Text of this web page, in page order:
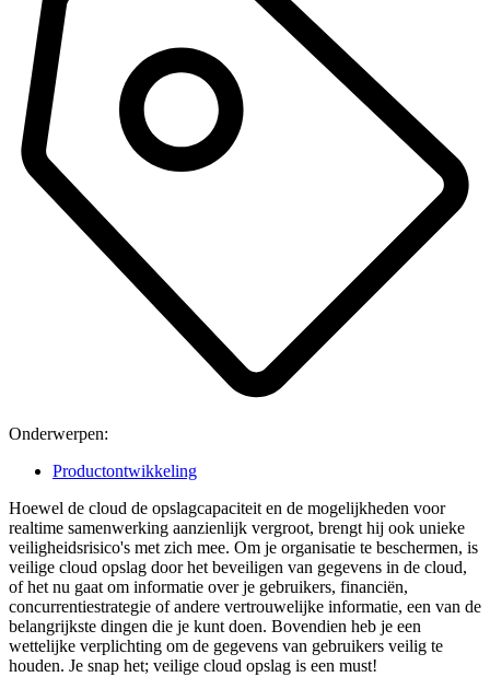
Onderwerpen:
Productontwikkeling
Hoewel de cloud de opslagcapaciteit en de mogelijkheden voor
realtime samenwerking aanzienlijk vergroot, brengt hij ook unieke
veiligheidsrisico's met zich mee. Om je organisatie te beschermen, is
veilige cloud opslag door het beveiligen van gegevens in de cloud,
of het nu gaat om informatie over je gebruikers, financiën,
concurrentiestrategie of andere vertrouwelijke informatie, een van de
belangrijkste dingen die je kunt doen. Bovendien heb je een
wettelijke verplichting om de gegevens van gebruikers veilig te
houden. Je snap het; veilige cloud opslag is een must!